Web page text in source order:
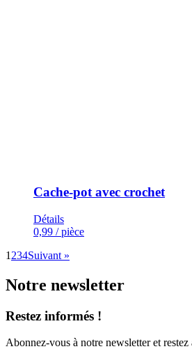
Cache-pot avec crochet
Détails
0,99 / pièce
1 234Suivant »
Notre newsletter
Restez informés !
Abonnez-vous à notre newsletter et restez